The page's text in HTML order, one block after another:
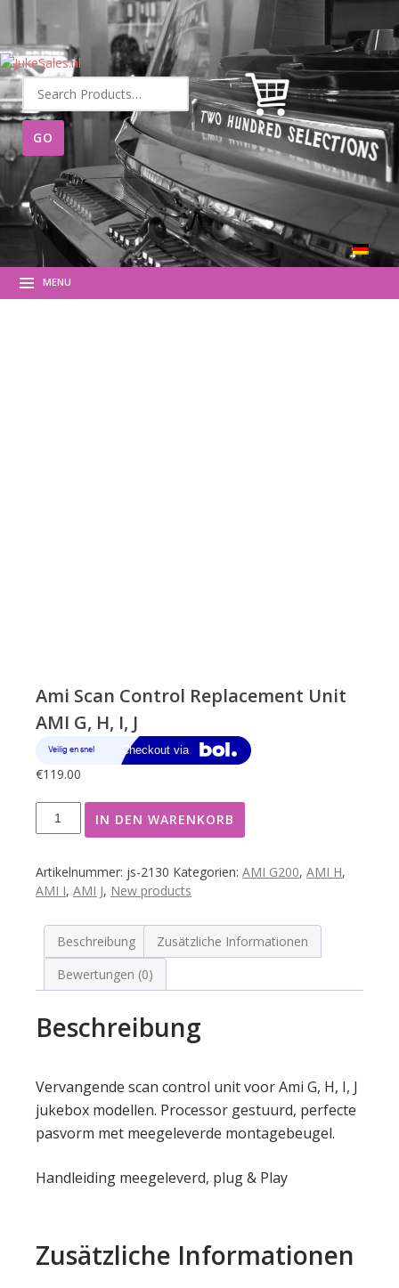
Suche
nach:
MENU
Ami Scan Control Replacement Unit
AMI G, H, I, J
€119.00
Ami
Scan
Replacement
Unit
G,
IN DEN WARENKORB
Artikelnummer: js-2130 Kategorien: AMI G200, AMI H,
AMI I, AMI J, New products
Beschreibung
Zusätzliche Informationen
Bewertungen (0)
Beschreibung
Vervangende scan control unit voor Ami G, H, I, J
jukebox modellen. Processor gestuurd, perfecte
pasvorm met meegeleverde montagebeugel.
Handleiding meegeleverd, plug & Play
Zusätzliche Informationen